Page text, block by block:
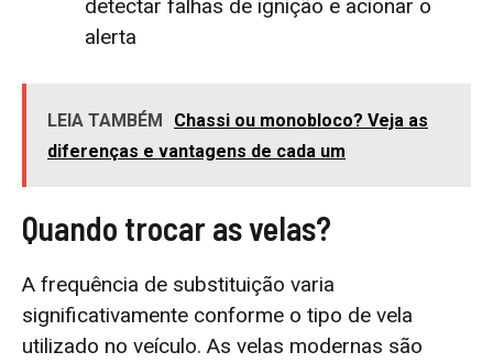
detectar falhas de ignição e acionar o
alerta
LEIA TAMBÉM
Chassi ou monobloco? Veja as
diferenças e vantagens de cada um
Quando trocar as velas?
A frequência de substituição varia
significativamente conforme o tipo de vela
utilizado no veículo. As velas modernas são